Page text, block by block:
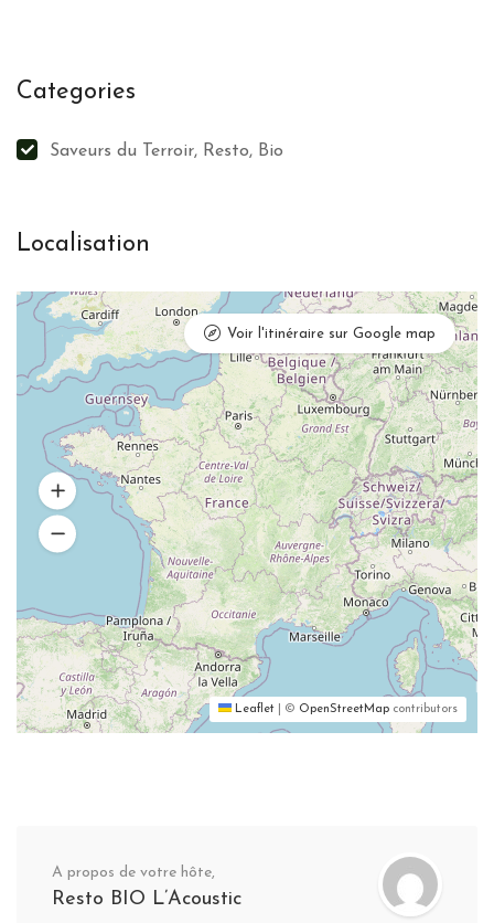
Categories
Saveurs du Terroir, Resto, Bio
Localisation
Leaflet © OpenStreetMap contributors
Voir l'itinéraire sur Google map
A propos de votre hôte,
Resto BIO L’Acoustic